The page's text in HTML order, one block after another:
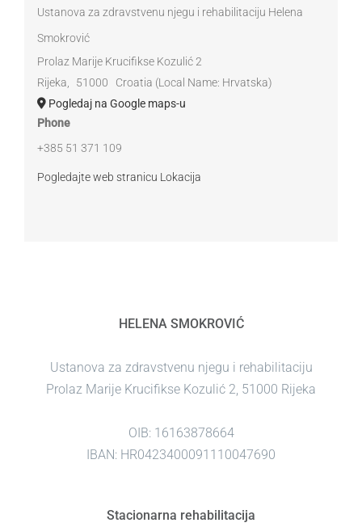
Ustanova za zdravstvenu njegu i rehabilitaciju Helena
Smokrović
Prolaz Marije Krucifikse Kozulić 2
Rijeka
51000
Croatia (Local Name: Hrvatska)
Pogledaj na Google maps-u
Phone
+385 51 371 109
Pogledajte web stranicu Lokacija
HELENA SMOKROVIĆ
Ustanova za zdravstvenu njegu i rehabilitaciju
Prolaz Marije Krucifikse Kozulić 2, 51000 Rijeka
OIB: 16163878664
IBAN: HR0423400091110047690
Stacionarna rehabilitacija